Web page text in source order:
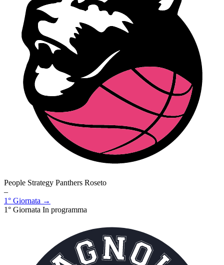
People Strategy Panthers Roseto
–
1° Giornata →
1° Giornata In programma